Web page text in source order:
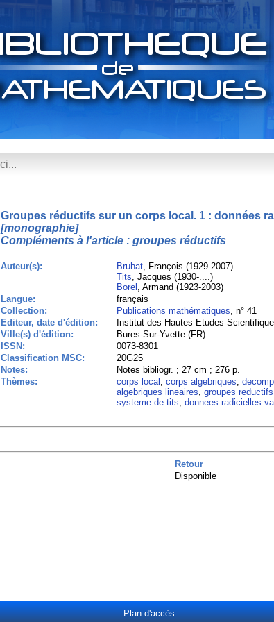
Groupes réductifs sur un corps local. 1 : données
[monographie]
Compléments à l'article : groupes réductifs
Auteur(s): Bruhat, François (1929-2007)
Tits, Jacques (1930-....)
Borel , Armand (1923-2003)
Langue:
français
Collection:
Publications mathématiques, n° 41
Editeur, date d'édition:
Institut des Hautes Etudes
Ville(s) d'édition:
Bures-Sur-Yvette (FR)
ISSN:
0073-8301
Classification MSC:
20G25
Notes:
Notes bibliogr. ; 27 cm ; 276 p.
Thèmes:
corps local , corps algebriques,
algebriques lineaires, groupes reductifs
systeme de tits, donnees radicielles
Retour
Disponible
Plan d'accès